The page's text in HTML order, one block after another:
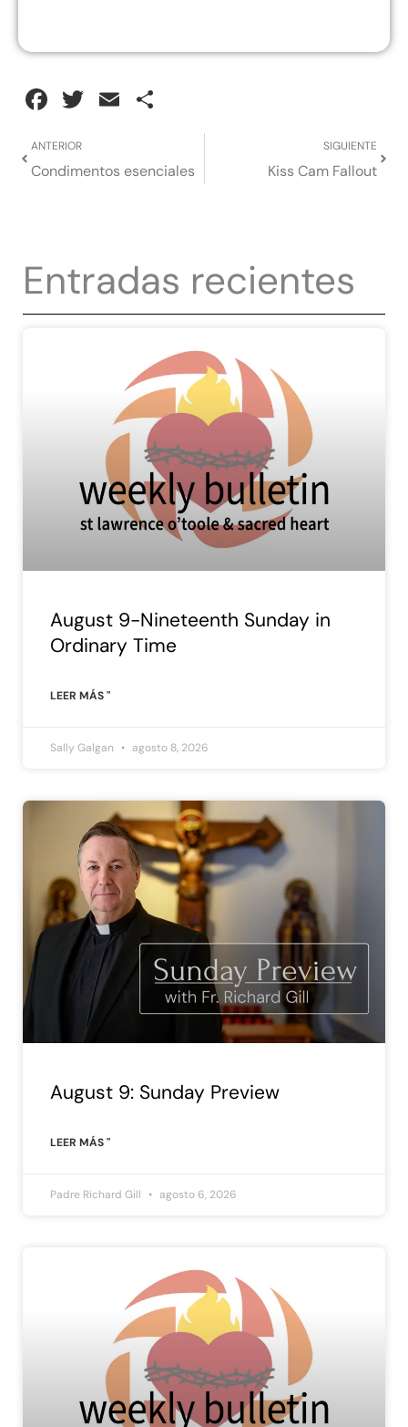
Facebook
Twitter
Email
Anterior
ANTERIOR
Condimentos esenciales
SIGUIENTE
Kiss Cam Fallout
Entradas recientes
August 9-Nineteenth Sunday in
Ordinary Time
LEER MÁS "
Sally Galgan agosto 8, 2026
August 9: Sunday Preview
LEER MÁS "
Padre Richard Gill agosto 6, 2026